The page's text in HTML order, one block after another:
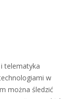
telematyka
w
można śledzić